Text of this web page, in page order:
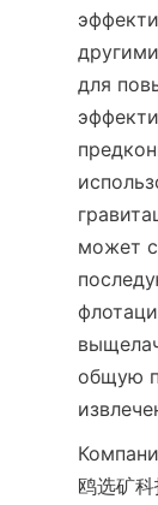
для
может
общую
鸥选矿